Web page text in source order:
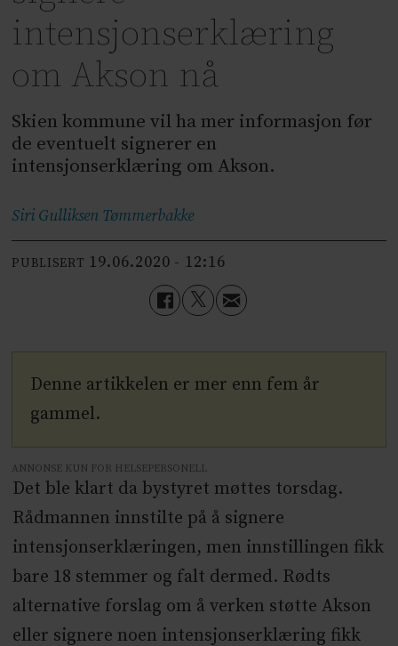
intensjonserklæring
om Akson nå
Skien kommune vil ha mer informasjon før
de eventuelt signerer en
intensjonserklæring om Akson.
Siri Gulliksen Tømmerbakke
PUBLISERT 19.06.2020 - 12:16
Denne artikkelen er mer enn fem år
gammel.
ANNONSE KUN FOR HELSEPERSONELL
Det ble klart da bystyret møttes torsdag.
Rådmannen innstilte på å signere
intensjonserklæringen, men innstillingen fikk
bare 18 stemmer og falt dermed. Rødts
alternative forslag om å verken støtte Akson
eller signere noen intensjonserklæring fikk